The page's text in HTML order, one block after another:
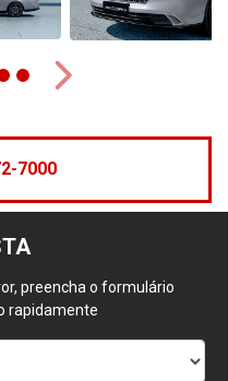
preencha o formulário
rapidamente
Próximo
7000